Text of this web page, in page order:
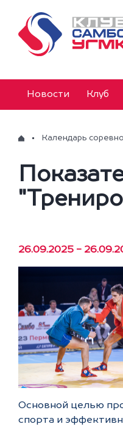
Новости Клуб
Календарь
26.09.2025 -
Основной целью
спорта и